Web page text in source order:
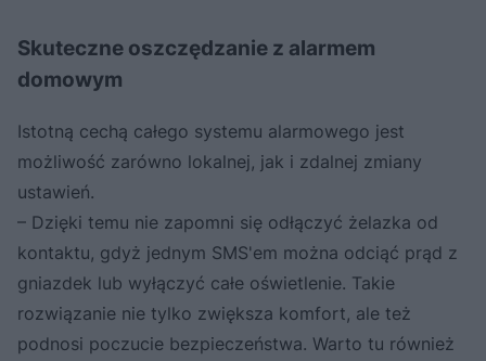
Skuteczne oszczędzanie z alarmem
domowym
Istotną cechą całego systemu alarmowego jest
możliwość zarówno lokalnej, jak i zdalnej zmiany
ustawień.
– Dzięki temu nie zapomni się odłączyć żelazka od
kontaktu, gdyż jednym SMS'em można odciąć prąd z
gniazdek lub wyłączyć całe oświetlenie. Takie
rozwiązanie nie tylko zwiększa komfort, ale też
podnosi poczucie bezpieczeństwa. Warto tu również